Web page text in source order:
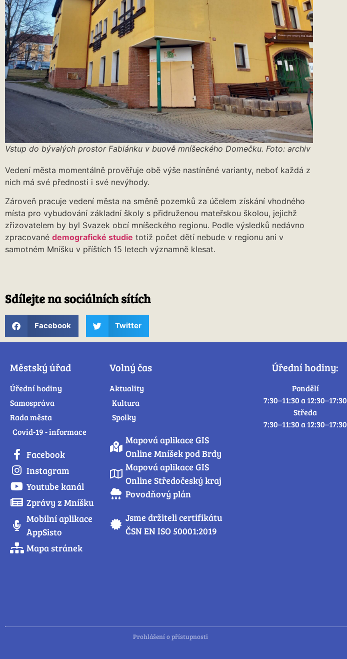
Vstup do bývalých prostor Fabiánku v buově mníšeckého Domečku. Foto: archiv
Vedení města momentálně prověřuje obě výše nastíněné varianty, neboť každá z
nich má své přednosti i své nevýhody.
Zároveň pracuje vedení města na směně pozemků za účelem získání vhodného
místa pro vybudování základní školy s přidruženou mateřskou školou, jejichž
zřizovatelem by byl Svazek obcí mníšeckého regionu. Podle výsledků nedávno
zpracované demografické studie totiž počet dětí nebude v regionu ani v
samotném Mníšku v příštích 15 letech významně klesat.
Sdílejte na sociálních sítích
Facebook Twitter
Městský úřad
Úřední hodiny
Samospráva
Rada města
Covid-19 - informace
Facebook
Instagram
Youtube kanál
Zprávy z Mníšku
Mobilní aplikace
AppSisto
Mapa stránek
Volný čas
Aktuality
Kultura
Spolky
Mapová aplikace GIS
Online Mníšek pod Brdy
Mapová aplikace GIS
Online Středočeský kraj
Povodňový plán
Jsme držiteli certifikátu
ČSN EN ISO 50001:2019
Úřední hodiny:
Pondělí
7:30–11:30 a 12:30–17:30
Středa
7:30–11:30 a 12:30–17:30
Prohlášení o přístupnosti